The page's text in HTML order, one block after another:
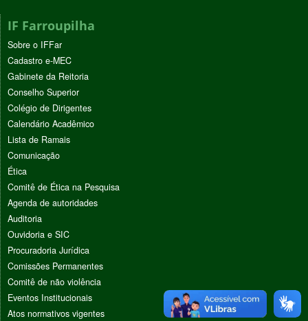
IF Farroupilha
Sobre o IFFar
Cadastro e-MEC
Gabinete da Reitoria
Conselho Superior
Colégio de Dirigentes
Calendário Acadêmico
Lista de Ramais
Comunicação
Ética
Comitê de Ética na Pesquisa
Agenda de autoridades
Auditoria
Ouvidoria e SIC
Procuradoria Jurídica
Comissões Permanentes
Comitê de não violência
Eventos Institucionais
Atos normativos vigentes